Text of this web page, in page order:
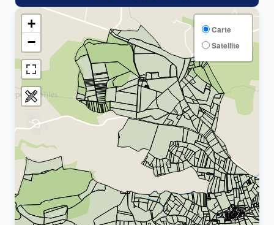
+
−
Carte
Satellite